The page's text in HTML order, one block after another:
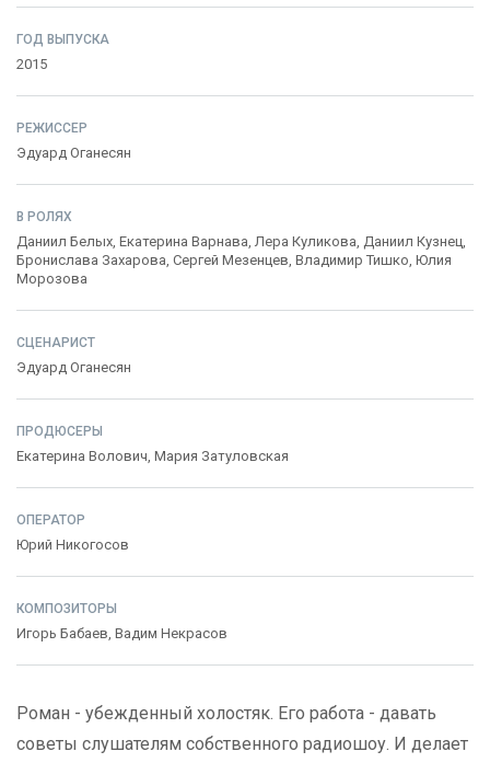
ГОД ВЫПУСКА
2015
РЕЖИССЕР
Эдуард Оганесян
В РОЛЯХ
Даниил Белых, Екатерина Варнава, Лера Куликова, Даниил Кузнец,
Бронислава Захарова, Сергей Мезенцев, Владимир Тишко, Юлия
Морозова
СЦЕНАРИСТ
Эдуард Оганесян
ПРОДЮСЕРЫ
Екатерина Волович, Мария Затуловская
ОПЕРАТОР
Юрий Никогосов
КОМПОЗИТОРЫ
Игорь Бабаев, Вадим Некрасов
Роман - убежденный холостяк. Его работа - давать
советы слушателям собственного радиошоу. И делает